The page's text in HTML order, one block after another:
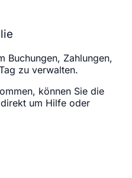
Buchungen, Zahlungen,
zu verwalten.
können Sie die
um Hilfe oder